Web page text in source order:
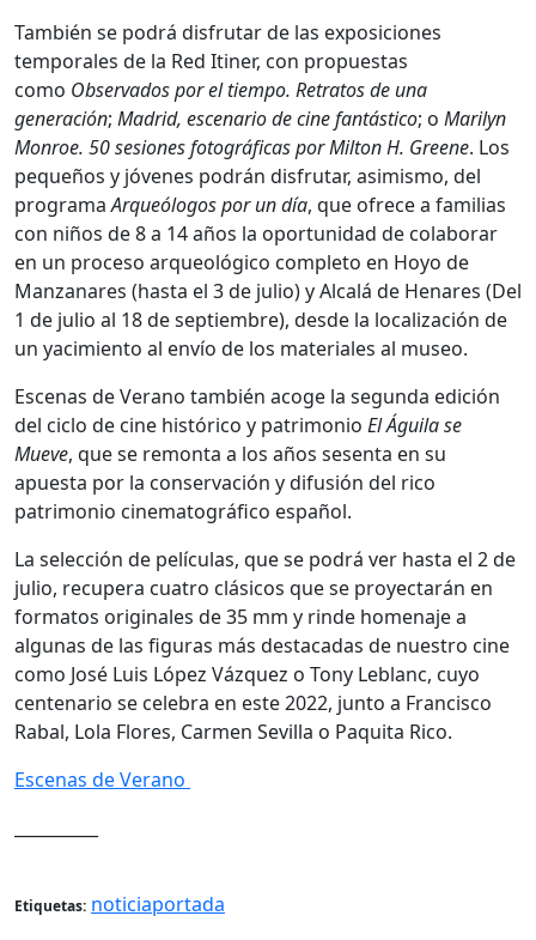
También se podrá disfrutar de las exposiciones
temporales de la Red Itiner, con propuestas
como Observados por el tiempo. Retratos de una
generación; Madrid, escenario de cine fantástico; o Marilyn
Monroe. 50 sesiones fotográficas por Milton H. Greene. Los
pequeños y jóvenes podrán disfrutar, asimismo, del
programaArqueólogos por un día, que ofrece a familias
con niños de 8 a 14 años la oportunidad de colaborar
en un proceso arqueológico completo en Hoyo de
Manzanares (hasta el 3 de julio) y Alcalá de Henares (Del
1 de julio al 18 de septiembre), desde la localización de
un yacimiento al envío de los materiales al museo.
Escenas de Verano también acoge la segunda edición
del ciclo de cine histórico y patrimonio El Águila se
Mueve, que se remonta a los años sesenta en su
apuesta por la conservación y difusión del rico
patrimonio cinematográfico español.
La selección de películas, que se podrá ver hasta el 2 de
julio, recupera cuatro clásicos que se proyectarán en
formatos originales de 35 mm y rinde homenaje a
algunas de las figuras más destacadas de nuestro cine
como José Luis López Vázquez o Tony Leblanc, cuyo
centenario se celebra en este 2022, junto a Francisco
Rabal, Lola Flores, Carmen Sevilla o Paquita Rico.
Escenas de Verano
Etiquetas: noticiaportada